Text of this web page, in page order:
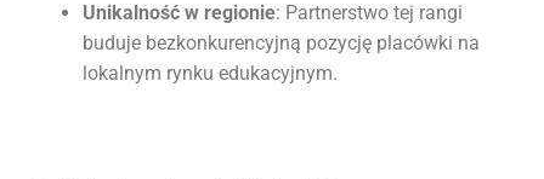
Unikalność w regionie: Partnerstwo tej rangi
buduje bezkonkurencyjną pozycję placówki na
lokalnym rynku edukacyjnym.